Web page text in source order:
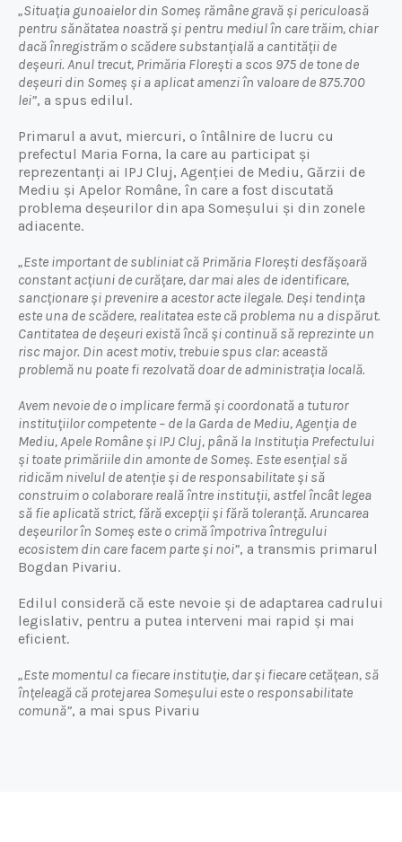
„Situația gunoaielor din Someș rămâne gravă și periculoasă
pentru sănătatea noastră și pentru mediul în care trăim, chiar
dacă înregistrăm o scădere substanțială a cantității de
deșeuri. Anul trecut, Primăria Florești a scos 975 de tone de
deșeuri din Someș și a aplicat amenzi în valoare de 875.700
lei”, a spus edilul.
Primarul a avut, miercuri, o întâlnire de lucru cu
prefectul Maria Forna, la care au participat și
reprezentanți ai IPJ Cluj, Agenției de Mediu, Gărzii de
Mediu și Apelor Române, în care a fost discutată
problema deșeurilor din apa Someșului și din zonele
adiacente.
„Este important de subliniat că Primăria Florești desfășoară
constant acțiuni de curățare, dar mai ales de identificare,
sancționare și prevenire a acestor acte ilegale. Deși tendința
este una de scădere, realitatea este că problema nu a dispărut.
Cantitatea de deșeuri există încă și continuă să reprezinte un
risc major. Din acest motiv, trebuie spus clar: această
problemă nu poate fi rezolvată doar de administrația locală.
Avem nevoie de o implicare fermă și coordonată a tuturor
instituțiilor competente – de la Garda de Mediu, Agenția de
Mediu, Apele Române și IPJ Cluj, până la Instituția Prefectului
și toate primăriile din amonte de Someș. Este esențial să
ridicăm nivelul de atenție și de responsabilitate și să
construim o colaborare reală între instituții, astfel încât legea
să fie aplicată strict, fără excepții și fără toleranță. Aruncarea
deșeurilor în Someș este o crimă împotriva întregului
ecosistem din care facem parte și noi”, a transmis primarul
Bogdan Pivariu.
Edilul consideră că este nevoie și de adaptarea cadrului
legislativ, pentru a putea interveni mai rapid și mai
eficient.
„Este momentul ca fiecare instituție, dar și fiecare cetățean, să
înțeleagă că protejarea Someșului este o responsabilitate
comună”, a mai spus Pivariu